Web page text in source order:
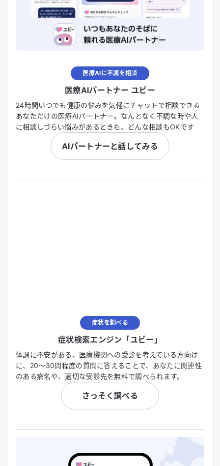
医療AIに不調を相談
医療AIパートナー ユビー
24時間いつでも健康の悩みを気軽にチャットで相談できる
あなただけの医療AIパートナー。なんとなく不調な時や人
に相談しづらい悩みがあるときも、どんな相談もOKです
AIパートナーと話してみる
症状を調べる
症状検索エンジン「ユビー」
体調に不安がある、医療機関への受診を考えている方向け
に、20〜30問程度の質問に答えることで、あなたに関連性
のある病名や、適切な受診先を無料で調べられます。
さっそく調べる